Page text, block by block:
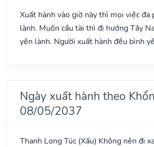
Xuất hành vào giờ này thì mọi việc đa
lành. Muốn cầu tài thì đi hướng Tây
yên lành. Người xuất hành đều bình
Ngày xuất hành theo
08/05/2037
Thanh Long Túc (Xấu) Không nên đi